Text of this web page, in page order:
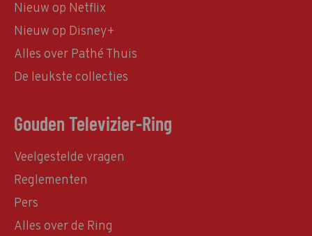
Nieuw op Netflix
Nieuw op Disney+
Alles over Pathé Thuis
De leukste collecties
Gouden Televizier-Ring
Veelgestelde vragen
Reglementen
Pers
Alles over de Ring